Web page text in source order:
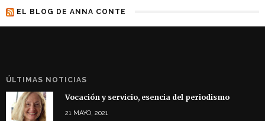
EL BLOG DE ANNA CONTE
ÚLTIMAS NOTICIAS
Vocación y servicio, esencia del periodismo
21 MAYO, 2021